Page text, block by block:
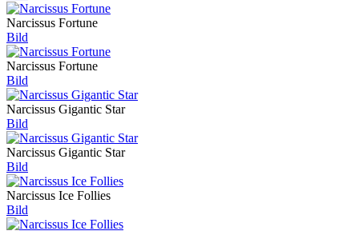
Narcissus Fortune
Bild
Narcissus Fortune
Bild
Narcissus Gigantic Star
Bild
Narcissus Gigantic Star
Bild
Narcissus Ice Follies
Bild